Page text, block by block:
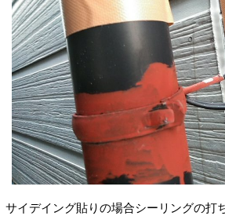
サイデイング貼りの場合シーリングの打